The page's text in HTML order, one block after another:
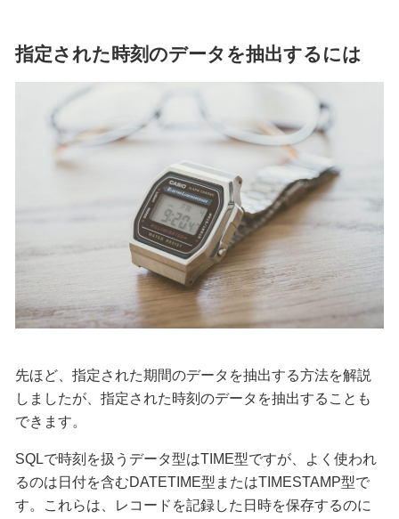
指定された時刻のデータを抽出するには
先ほど、指定された期間のデータを抽出する方法を解説
しましたが、指定された時刻のデータを抽出することも
できます。
SQLで時刻を扱うデータ型はTIME型ですが、よく使われ
るのは日付を含むDATETIME型またはTIMESTAMP型で
す。これらは、レコードを記録した日時を保存するのに